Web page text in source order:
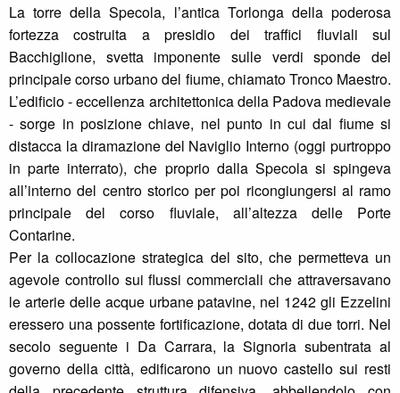
La torre della Specola, l’antica Torlonga della poderosa
fortezza costruita a presidio dei traffici fluviali sul
Bacchiglione, svetta imponente sulle verdi sponde del
principale corso urbano del fiume, chiamato Tronco Maestro.
L’edificio - eccellenza architettonica della Padova medievale
- sorge in posizione chiave, nel punto in cui dal fiume si
distacca la diramazione del Naviglio Interno (oggi purtroppo
in parte interrato), che proprio dalla Specola si spingeva
all’interno del centro storico per poi ricongiungersi al ramo
principale del corso fluviale, all’altezza delle Porte
Contarine.
Per la collocazione strategica del sito, che permetteva un
agevole controllo sui flussi commerciali che attraversavano
le arterie delle acque urbane patavine, nel 1242 gli Ezzelini
eressero una possente fortificazione, dotata di due torri. Nel
secolo seguente i Da Carrara, la Signoria subentrata al
governo della città, edificarono un nuovo castello sui resti